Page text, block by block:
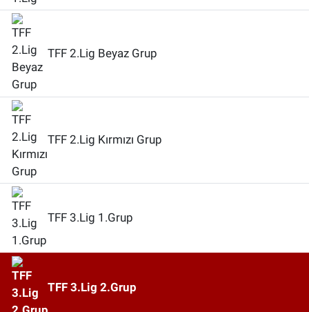
TFF 2.Lig Beyaz Grup
TFF 2.Lig Kırmızı Grup
TFF 3.Lig 1.Grup
TFF 3.Lig 2.Grup
Teknoloji
Ramazan